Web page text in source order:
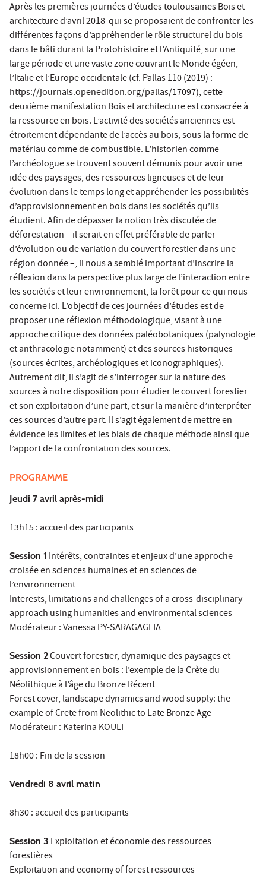
Après les premières journées d’études toulousaines Bois et
architecture d’avril 2018 qui se proposaient de confronter les
différentes façons d’appréhender le rôle structurel du bois
dans le bâti durant la Protohistoire et l’Antiquité, sur une
large période et une vaste zone couvrant le Monde égéen,
l’Italie et l’Europe occidentale (cf. Pallas 110 (2019) :
https://journals.openedition.org/pallas/17097), cette
deuxième manifestation Bois et architecture est consacrée à
la ressource en bois. L’activité des sociétés anciennes est
étroitement dépendante de l’accès au bois, sous la forme de
matériau comme de combustible. L’historien comme
l’archéologue se trouvent souvent démunis pour avoir une
idée des paysages, des ressources ligneuses et de leur
évolution dans le temps long et appréhender les possibilités
d’approvisionnement en bois dans les sociétés qu’ils
étudient. Afin de dépasser la notion très discutée de
déforestation – il serait en effet préférable de parler
d’évolution ou de variation du couvert forestier dans une
région donnée –, il nous a semblé important d’inscrire la
réflexion dans la perspective plus large de l’interaction entre
les sociétés et leur environnement, la forêt pour ce qui nous
concerne ici. L’objectif de ces journées d’études est de
proposer une réflexion méthodologique, visant à une
approche critique des données paléobotaniques (palynologie
et anthracologie notamment) et des sources historiques
(sources écrites, archéologiques et iconographiques).
Autrement dit, il s’agit de s’interroger sur la nature des
sources à notre disposition pour étudier le couvert forestier
et son exploitation d’une part, et sur la manière d’interpréter
ces sources d’autre part. Il s’agit également de mettre en
évidence les limites et les biais de chaque méthode ainsi que
l’apport de la confrontation des sources.
PROGRAMME
Jeudi 7 avril après-midi
13h15 : accueil des participants
Session 1 Intérêts, contraintes et enjeux d’une approche
croisée en sciences humaines et en sciences de
l’environnement
Interests, limitations and challenges of a cross-disciplinary
approach using humanities and environmental sciences
Modérateur : Vanessa PY-SARAGAGLIA
Session 2Couvert forestier, dynamique des paysages et
approvisionnement en bois : l’exemple de la Crète du
Néolithique à l’âge du Bronze Récent
Forest cover, landscape dynamics and wood supply: the
example of Crete from Neolithic to Late Bronze Age
Modérateur : Katerina KOULI
18h00 : Fin de la session
Vendredi 8 avril matin
8h30 : accueil des participants
Session 3 Exploitation et économie des ressources
forestières
Exploitation and economy of forest ressources